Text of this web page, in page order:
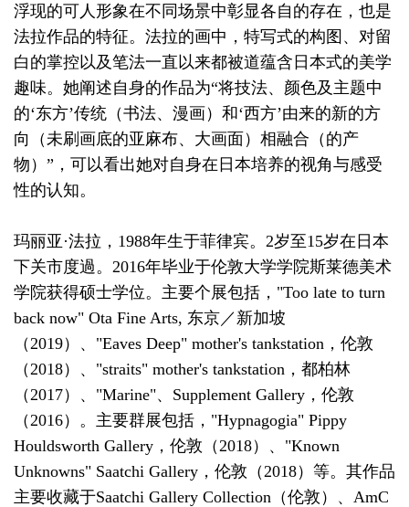
浮现的可人形象在不同场景中彰显各自的存在，也是
法拉作品的特征。法拉的画中，特写式的构图、对留
白的掌控以及笔法一直以来都被道蕴含日本式的美学
趣味。她阐述自身的作品为“将技法、颜色及主题中
的‘东方’传统（书法、漫画）和‘西方’由来的新的方
向（未刷画底的亚麻布、大画面）相融合（的产
物）”，可以看出她对自身在日本培养的视角与感受
性的认知。
玛丽亚·法拉，1988年生于菲律宾。2岁至15岁在日本
下关市度過。2016年毕业于伦敦大学学院斯莱德美术
学院获得硕士学位。主要个展包括，"Too late to turn
back now" Ota Fine Arts, 东京／新加坡
（2019）、"Eaves Deep" mother's tankstation，伦敦
（2018）、"straits" mother's tankstation，都柏林
（2017）、"Marine"、Supplement Gallery，伦敦
（2016）。主要群展包括，"Hypnagogia" Pippy
Houldsworth Gallery，伦敦（2018）、"Known
Unknowns" Saatchi Gallery，伦敦（2018）等。其作品
主要收藏于Saatchi Gallery Collection（伦敦）、AmC